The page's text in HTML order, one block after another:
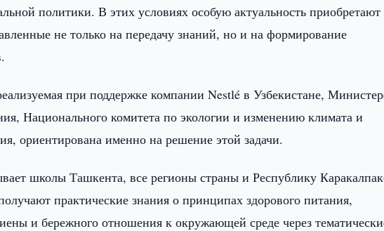
политики. В этих условиях особую актуальность приобретают
не только на передачу знаний, но и на формирование
при поддержке компании Nestlé в Узбекистане,
Национального комитета по экологии и изменению климата и
ориентирована именно на решение этой задачи.
школы Ташкента, все регионы страны и Республику
практические знания о принципах здорового питания,
и бережного отношения к окружающей среде через